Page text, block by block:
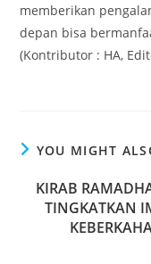
memberikan
depan bisa
(Kontributor : HA,
YOU MIGHT
KIRAB
TINGKATKAN